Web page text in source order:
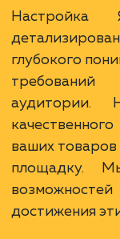
запросы.
Широкий
аудитории.